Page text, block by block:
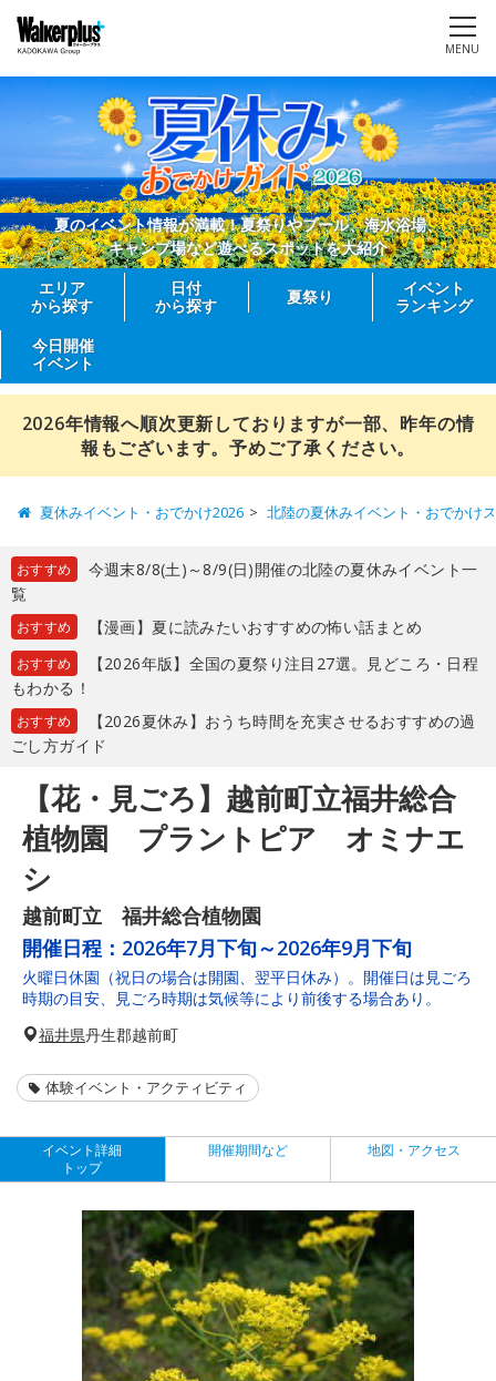
MENU
夏のイベント情報が満載！夏祭りやプール、海水浴場、
キャンプ場など遊べるスポットを大紹介
エリア
から探す
日付
から探す
夏祭り
イベント
ランキング
今日開催
イベント
2026年情報へ順次更新しておりますが一部、昨年の情
報もございます。予めご了承ください。
夏休みイベント・おでかけ2026 北陸の夏休みイベント・おでかけ
おすすめ
今週末8/8(土)～8/9(日)開催の北陸の夏休みイベント一
覧
おすすめ 【漫画】夏に読みたいおすすめの怖い話まとめ
おすすめ
【2026年版】全国の夏祭り注目27選。見どころ・日程
もわかる！
おすすめ
【2026夏休み】おうち時間を充実させるおすすめの過
ごし方ガイド
【花・見ごろ】越前町立福井総合
植物園 プラントピア オミナエ
シ
越前町立 福井総合植物園
開催日程： 2026年7月下旬～2026年9月下旬
火曜日休園（祝日の場合は開園、翌平日休み）。開催日は見ごろ
時期の目安、見ごろ時期は気候等により前後する場合あり。
福井県丹生郡越前町
体験イベント・アクティビティ
イベント詳細
トップ
開催期間など 地図・アクセス